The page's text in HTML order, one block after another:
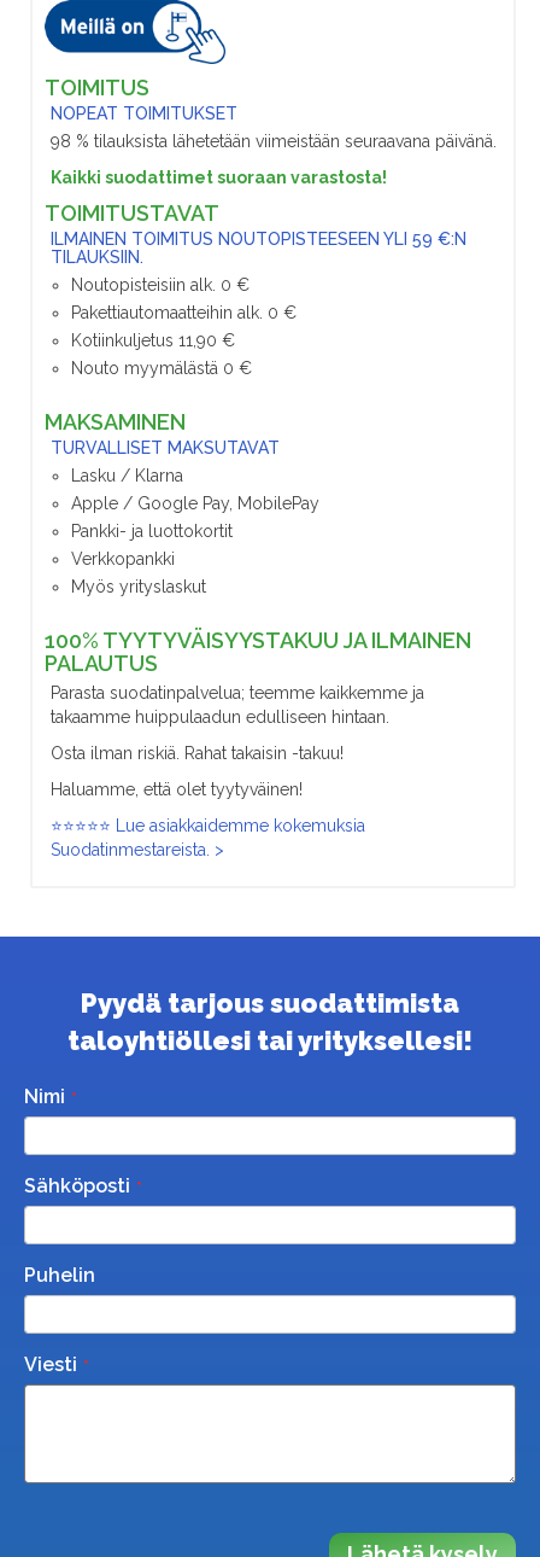
TOIMITUS
NOPEAT TOIMITUKSET
98 % tilauksista lähetetään viimeistään seuraavana päivänä.
Kaikki suodattimet suoraan varastosta!
TOIMITUSTAVAT
ILMAINEN TOIMITUS NOUTOPISTEESEEN YLI 59 €:N
TILAUKSIIN.
Noutopisteisiin alk. 0 €
Pakettiautomaatteihin alk. 0 €
Kotiinkuljetus 11,90 €
Nouto myymälästä 0 €
MAKSAMINEN
TURVALLISET MAKSUTAVAT
Lasku / Klarna
Apple / Google Pay, MobilePay
Pankki- ja luottokortit
Verkkopankki
Myös yrityslaskut
100% TYYTYVÄISYYSTAKUU JA ILMAINEN
PALAUTUS
Parasta suodatinpalvelua; teemme kaikkemme ja
takaamme huippulaadun edulliseen hintaan.
Osta ilman riskiä. Rahat takaisin -takuu!
Haluamme, että olet tyytyväinen!
⭐⭐⭐⭐⭐ Lue asiakkaidemme kokemuksia
Suodatinmestareista. >
Pyydä tarjous suodattimista
taloyhtiöllesi tai yrityksellesi!
Nimi
Sähköposti
Puhelin
Viesti